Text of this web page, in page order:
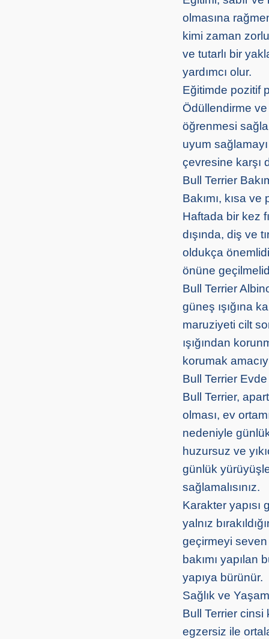
olmasına
kimi zaman
ve tutarlı bir
yardımcı olur.
Eğitimde pozitif
Ödüllendirme
öğrenmesi
uyum
çevresine karşı
Bull Terrier
Bakımı, kısa
Haftada bir kez
dışında, diş ve
oldukça
önüne
Bull Terrier
güneş ışığına
maruziyeti cilt
ışığından
korumak
Bull Terrier
Bull Terrier,
olması, ev
nedeniyle
huzursuz ve
günlük
sağlamalısınız.
Karakter yapısı
yalnız
geçirmeyi
bakımı
yapıya bürünür.
Sağlık ve
Bull Terrier
egzersiz ile